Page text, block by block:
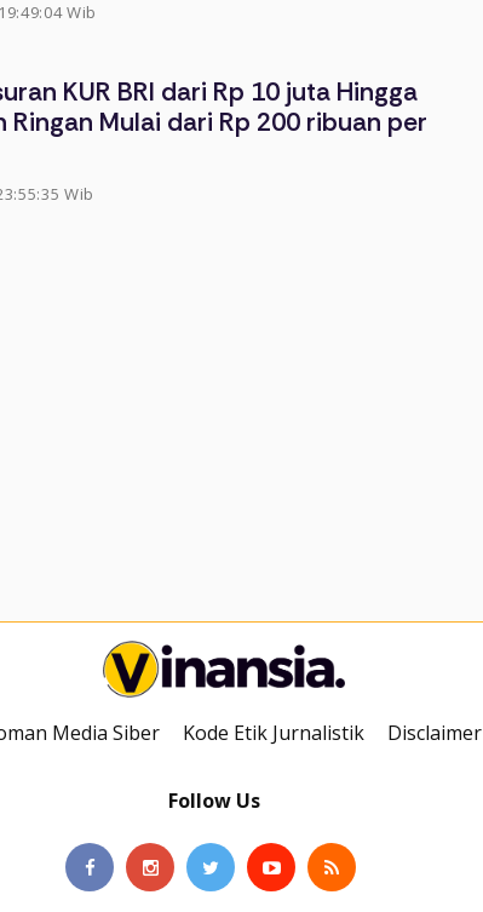
Wib
KUR BRI dari Rp 10 juta Hingga
Ringan Mulai dari Rp 200 ribuan per
Wib
Media Siber Kode Etik Jurnalistik Disclaimer
Follow Us